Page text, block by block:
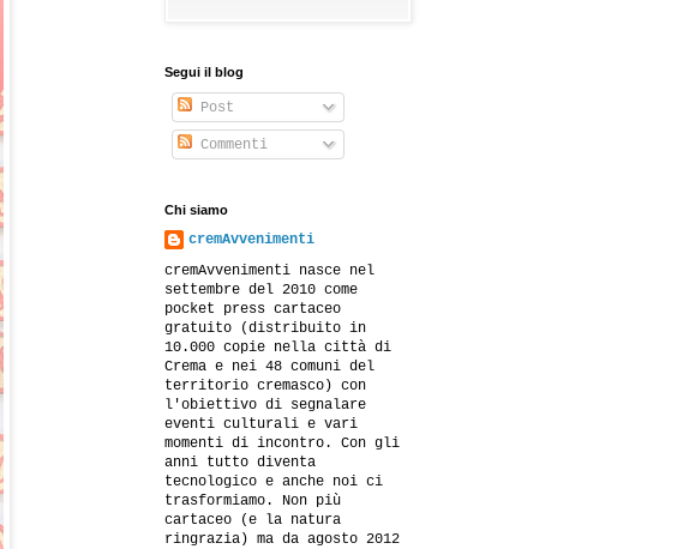
Segui il blog
Post
Commenti
Chi siamo
cremAvvenimenti
cremAvvenimenti nasce nel
settembre del 2010 come
pocket press cartaceo
gratuito (distribuito in
10.000 copie nella città di
Crema e nei 48 comuni del
territorio cremasco) con
l'obiettivo di segnalare
eventi culturali e vari
momenti di incontro. Con gli
anni tutto diventa
tecnologico e anche noi ci
trasformiamo. Non più
cartaceo (e la natura
ringrazia) ma da agosto 2012